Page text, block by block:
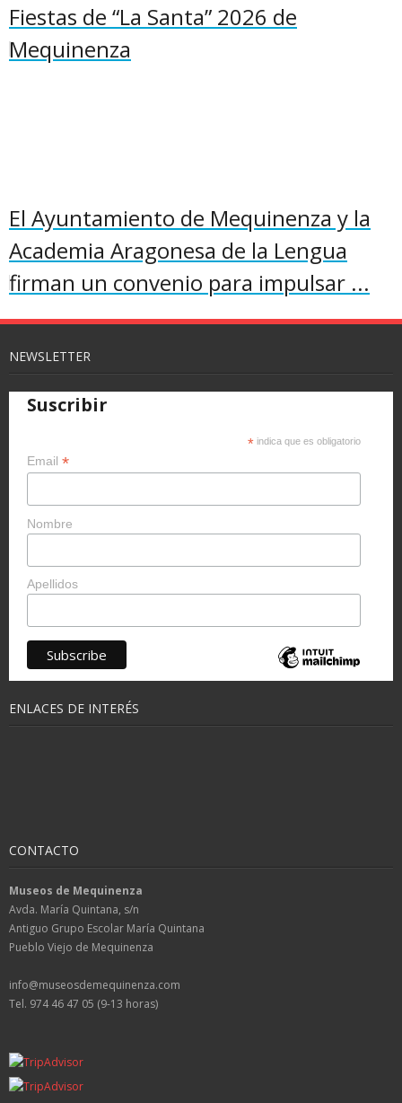
Fiestas de “La Santa” 2026 de
Mequinenza
El Ayuntamiento de Mequinenza y la
Academia Aragonesa de la Lengua
firman un convenio para impulsar ...
NEWSLETTER
Suscribir
* indica que es obligatorio
Email *
Nombre
Apellidos
ENLACES DE INTERÉS
CONTACTO
Museos de Mequinenza
Avda. María Quintana, s/n
Antiguo Grupo Escolar María Quintana
Pueblo Viejo de Mequinenza
info@museosdemequinenza.com
Tel. 974 46 47 05 (9-13 horas)